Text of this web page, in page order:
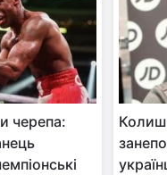
черепа: